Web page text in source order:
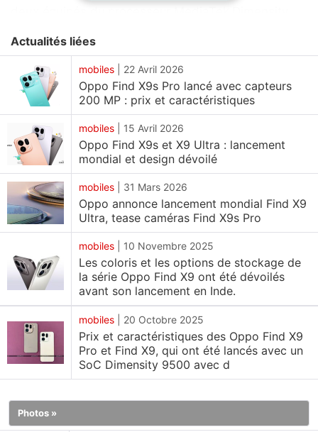
stockage interne UFS 4.1 et jusqu'à 16 Go de RAM
LPDDR5x . ColorOS 16, basé sur Android 16, est
inclus . Le modèle de base dispose d'une batterie
de 7 025 mAh, tandis que le Find X9 Pro est doté d'
une batterie de 7 500 mAh .
Les Find X9 Pro et Find X9 seront disponibles en
Inde dans les prochaines semaines . Vous pouvez
également consulter nos premières impressions sur
le Find X9 Pro , le modèle phare d'Oppo .
Fonctionnant sous Android 16 avec l'interface
ColorOS 16 d'Oppo, l'Oppo Find X9 Pro est un
smartphone double SIM. La marque promet cinq
mises à jour du système d' exploitation et six ans de
mises à jour de sécurité .
Son écran AMOLED de 6,78 pouces ( 1 272 x 2 772
pixels ) offre un format 20 : 9 , un taux de
maximale de 3 600 nits et une densité de pixels de
450 ppp. De plus, il est compatible Dolby Vision ,
Actualités liées
mobiles 22 Avril 2026
Oppo Find X9s Pro lancé avec capteurs
200 MP : prix et caractéristiques
mobiles 15 Avril 2026
Oppo Find X9s et X9 Ultra : lancement
mondial et design dévoilé
mobiles 31 Mars 2026
Oppo annonce lancement mondial Find X9
Ultra, tease caméras Find X9s Pro
mobiles 10 Novembre 2025
Les coloris et les options de stockage de
la série Oppo Find X9 ont été dévoilés
avant son lancement en Inde.
mobiles 20 Octobre 2025
Prix et caractéristiques des Oppo Find X9
Pro et Find X9, qui ont été lancés avec un
SoC Dimensity 9500 avec d
Photos »